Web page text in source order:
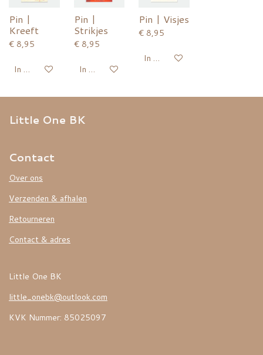
Pin |
Kreeft
€ 8,95
In winkelwagen
Pin |
Strikjes
€ 8,95
In winkelwagen
Pin | Visjes
€ 8,95
In winkelwagen
Little One BK
Contact
Over ons
Verzenden & afhalen
Retourneren
Contact & adres
Little One BK
little_onebk@outlook.com
KVK Nummer: 85025097